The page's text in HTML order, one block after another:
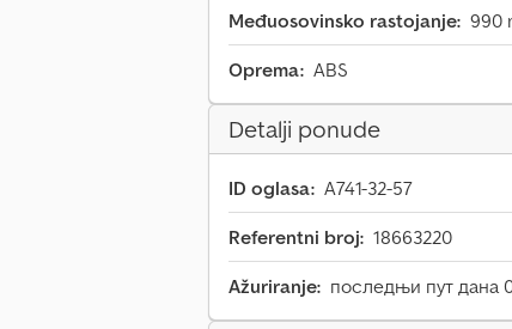
Međuosovinsko rastojanje: 990
Oprema: ABS
Detalji ponude
ID oglasa: A741-32-57
Referentni broj: 18663220
Ažuriranje: последњи пут дана